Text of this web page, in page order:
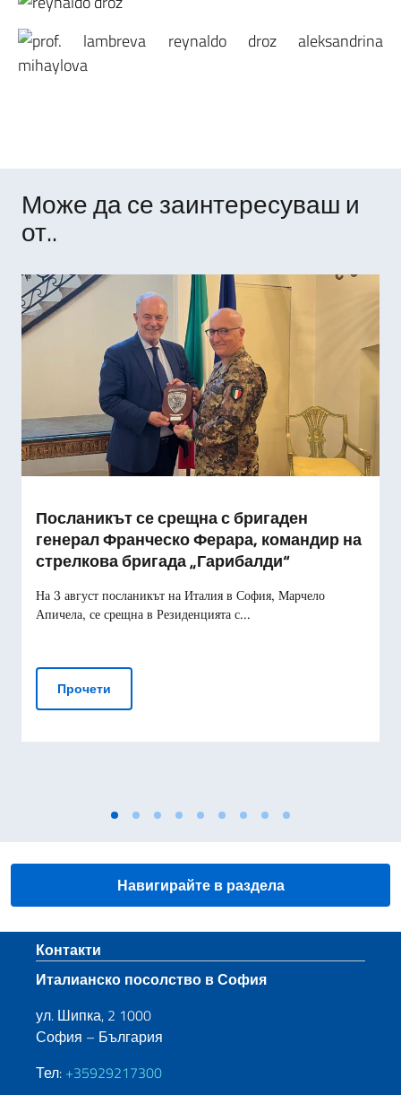
Може да се заинтересуваш и
от..
Посланикът се срещна с бригаден
генерал Франческо Ферара, командир на
стрелкова бригада „Гарибалди“
На 3 август посланикът на Италия в София, Марчело
Апичела, се срещна в Резиденцията с...
Прочети
Навигирайте в раздела
Sezione footer
Контакти
Италианско посолство в София
ул. Шипка, 2 1000
София – България
Тел: +35929217300